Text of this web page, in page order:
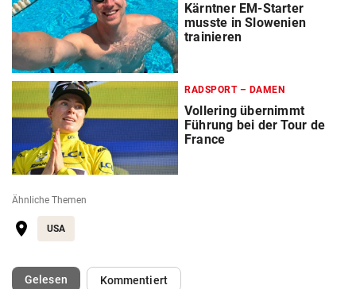
Kärntner EM-Starter
musste in Slowenien
trainieren
RADSPORT – DAMEN
Vollering übernimmt
Führung bei der Tour de
France
Ähnliche Themen
USA
Gelesen(ausgewählt)Kommentiert